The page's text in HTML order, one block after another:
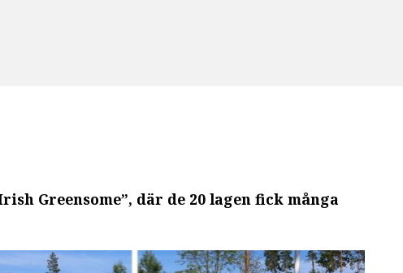
Greensome”, där de 20 lagen fick många